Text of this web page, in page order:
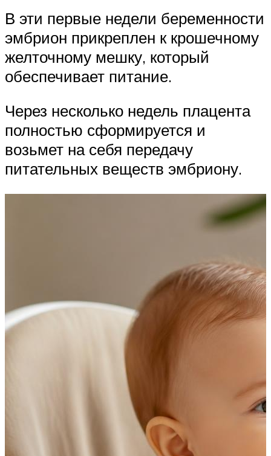
В эти первые недели беременности
эмбрион прикреплен к крошечному
желточному мешку, который
обеспечивает питание.
Через несколько недель плацента
полностью сформируется и
возьмет на себя передачу
питательных веществ эмбриону.